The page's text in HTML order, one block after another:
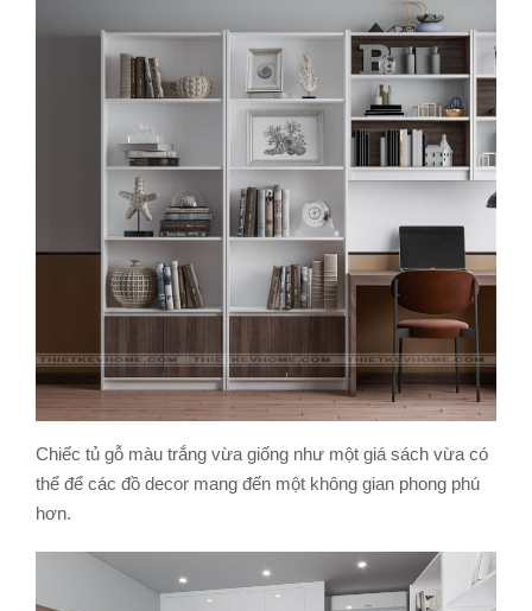
Chiếc tủ gỗ màu trắng vừa giống như một giá sách vừa có
thể để các đồ decor mang đến một không gian phong phú
hơn.